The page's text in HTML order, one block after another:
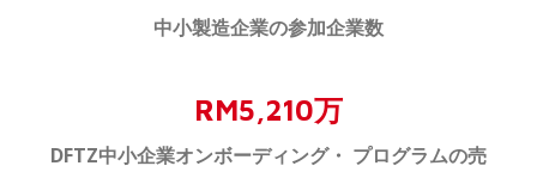
中小製造企業の参加企業数
RM5,210万
DFTZ中小企業オンボーディング・ プログラムの売